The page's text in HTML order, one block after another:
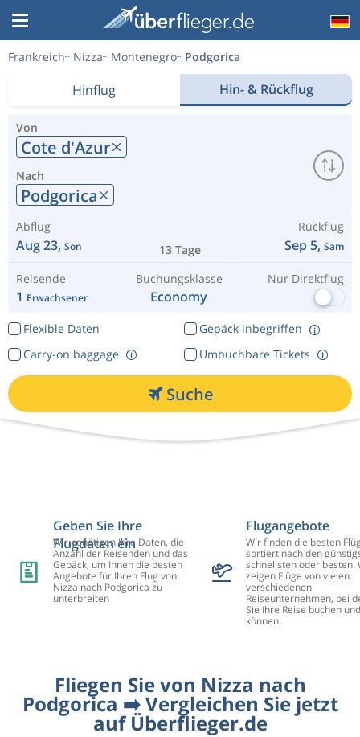
Frankreich Nizza Montenegro Podgorica
Hinflug Hin- & Rückflug
Von
Cote d'Azur
Nach
Podgorica
Abflug
Aug 23, Son 13 Tage
Rückflug
Sep 5, Sam
Reisende
1 Erwachsener
Buchungsklasse
Economy
Nur Direktflug
Flexible Daten
Gepäck inbegriffen
Umbuchbare Tickets
Carry-on baggage
Suche
Geben Sie Ihre
Flugdaten ein
Wir benötigen Ihre Daten, die
Anzahl der Reisenden und das
Gepäck, um Ihnen die besten
Angebote für Ihren Flug von
Nizza nach Podgorica zu
unterbreiten
Flugangebote
Wir finden die besten
sortiert nach den
schnellsten oder besten.
zeigen Flüge von vielen
verschiedenen
Reiseunternehmen, bei
Sie Ihre Reise buchen
können.
Fliegen Sie von Nizza nach
Podgorica ➡️ Vergleichen Sie jetzt
auf Überflieger.de